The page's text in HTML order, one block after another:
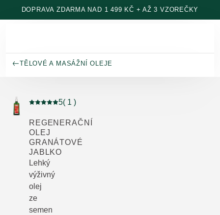
Přeskočit na hlavní obsah
DOPRAVA ZDARMA NAD 1 499 KČ + AŽ 3 VZOREČKY
TĚLOVÉ A MASÁŽNÍ OLEJE
Aktuální hodnocení: 5 z 5 hvězdiček hodnoceno 1
5( 1 )
REGENERAČNÍ
OLEJ
GRANÁTOVÉ
JABLKO
Lehký
výživný
olej
ze
semen